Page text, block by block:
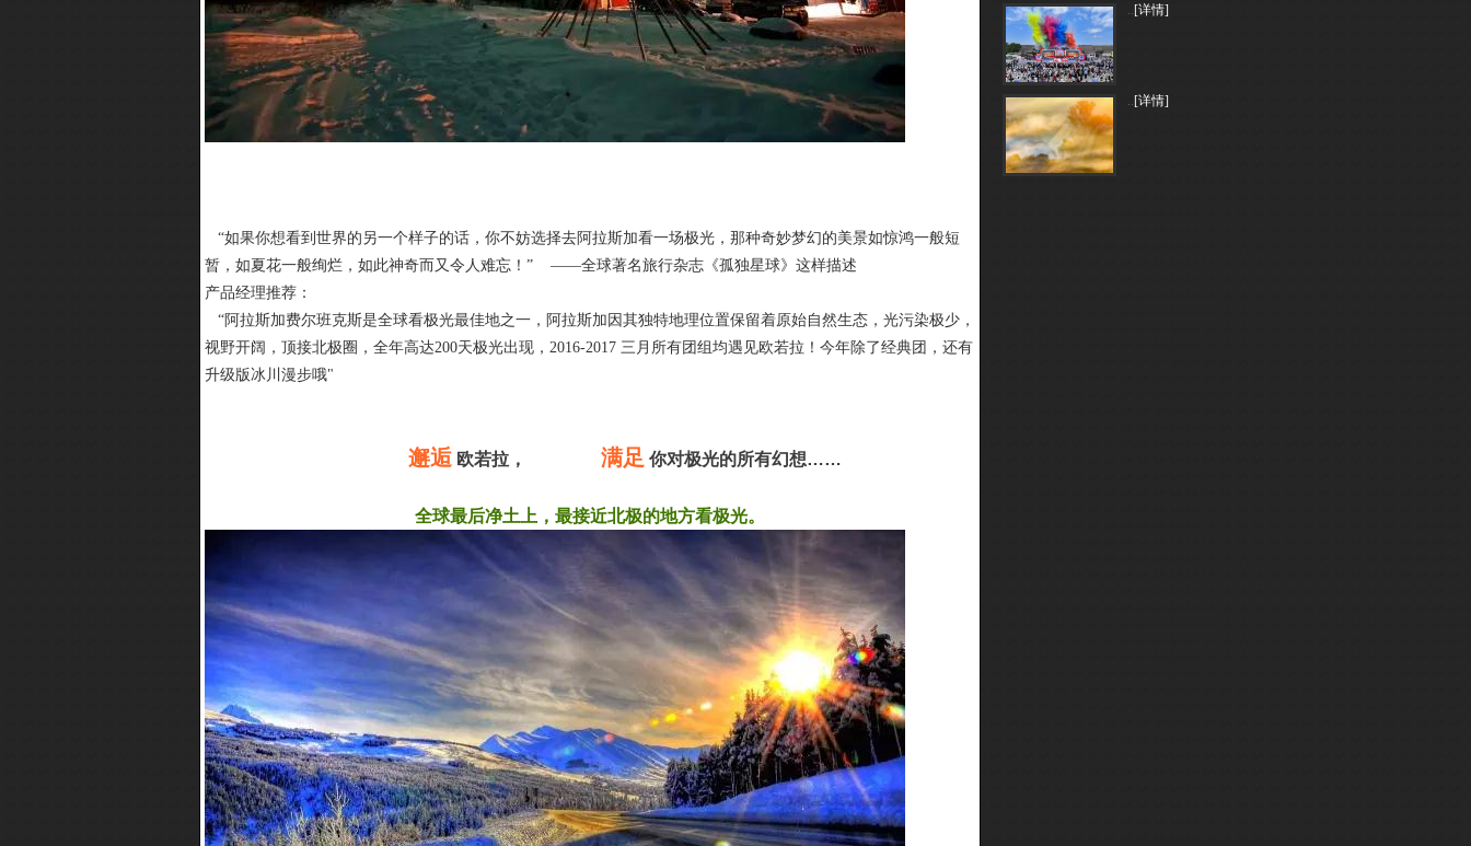
“如果你想看到世界的另一个样子的话，你不妨选择去阿拉斯加看一场极光，那种奇妙梦幻的美景如惊鸿一般短
暂，如夏花一般绚烂，如此神奇而又令人难忘！” ——全球著名旅行杂志《孤独星球》这样描述
产品经理推荐：
“阿拉斯加费尔班克斯是全球看极光最佳地之一，阿拉斯加因其独特地理位置保留着原始自然生态，光污染极少，
视野开阔，顶接北极圈，全年高达200天极光出现，2016-2017 三月所有团组均遇见欧若拉！今年除了经典团，还有
升级版冰川漫步哦"
邂逅 欧若拉， 满足 你对极光的所有幻想……
全球最后净土上，最接近北极的地方看极光。
..[详情]
..[详情]